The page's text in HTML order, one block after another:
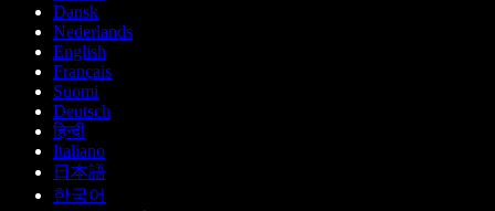
Dansk
Nederlands
English
Français
Suomi
Deutsch
हिन्दी
Italiano
日本語
한국어